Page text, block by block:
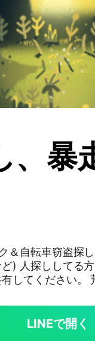
暴
＆自転車窃盗探
) 人探ししてる
してください。
ます🙇‍♀️
LINEで開く